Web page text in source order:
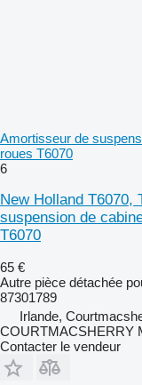
Amortisseur de
roues T6070
6
New Holland T6070,
suspension de
T6070
65 €
Autre pièce détachée
87301789
Irlande,
COURTMACSHERRY
Contacter le vendeur